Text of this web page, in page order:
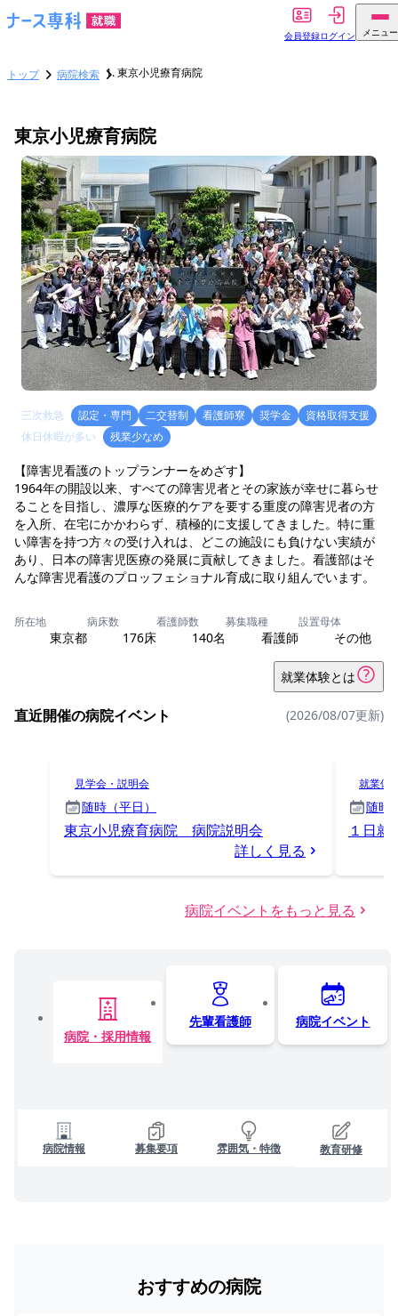
会員登録ログイン メニュー
トップ 病院検索 東京小児療育病院
東京小児療育病院
三次救急 認定・専門 二交替制 看護師寮 奨学金
資格取得支援
休日休暇が多い
残業少なめ
【障害児看護のトップランナーをめざす】
1964年の開設以来、すべての障害児者とその家族が幸せに暮らせ
ることを目指し、濃厚な医療的ケアを要する重度の障害児者の方
を入所、在宅にかかわらず、積極的に支援してきました。特に重
い障害を持つ方々の受け入れは、どこの施設にも負けない実績が
あり、日本の障害児医療の発展に貢献してきました。看護部はそ
んな障害児看護のプロッフェショナル育成に取り組んでいます。
所在地
東京都
病床数
176床
看護師数
140名
募集職種
看護師
設置母体
その他
就業体験とは
直近開催の病院イベント (2026/08/07更新)
見学会・説明会
随時（平日）
東京小児療育病院 病院説明会
詳しく見る
就業体
随時
１日就
病院イベントをもっと見る
病院・採用情報
先輩看護師 病院イベント
病院情報 募集要項 雰囲気・特徴 教育研修
おすすめの病院